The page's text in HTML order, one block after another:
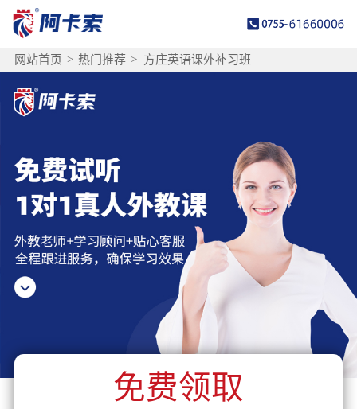
网站首页 > 热门推荐 > 方庄英语课外补习班
免费领取